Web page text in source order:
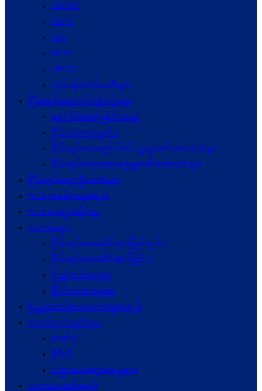
NSPNC
NSPC
JMC
JICM
UPDJC
လုပ်ငန်းကော်မတီများ
ငြိမ်းချမ်းရေးလုပ်ငန်းစဉ်များ
နောက်ခံအကြောင်းအရာ
ငြိမ်းချမ်းရေးမူဝါဒ
ငြိမ်းချမ်းရေးတွင်ပါဝင်သူများ၏ စကားသံများ
ငြိမ်းချမ်းရေးအစုအဖွဲ့များ၏စကားသံများ
ငြိမ်းချမ်းရေးညီလာခံများ
NCA အခမ်းအနားများ
NCA စာချုပ်ဆိုင်ရာ
သတင်းများ
ငြိမ်းချမ်းရေးဆိုင်ရာ(ပြည်တွင်း)
ငြိမ်းချမ်းရေးဆိုင်ရာ(ပြည်ပ)
ပြည်တွင်းရေးရာ
နိုင်ငံတကာရေးရာ
ပြည်ထောင်စုသဘောတူစာချုပ်
ဆောင်ရွက်ချက်များ
ဓာတ်ပုံ
ဗွီဒီယို
ပညာပေးဆွေးနွေးမှုများ
ပညာပေးအစီအစဉ်